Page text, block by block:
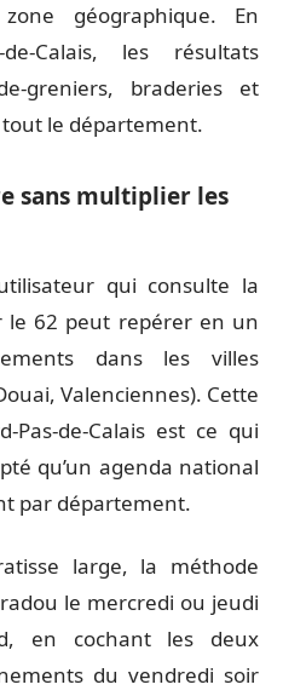
géographique. En
Calais, les résultats
greniers, braderies et
tout le département.
sans multiplier les
qui consulte la
le 62 peut repérer en un
dans les villes
Valenciennes). Cette
Pas-de-Calais est ce qui
qu’un agenda national
par département.
large, la méthode
le mercredi ou jeudi
en cochant les deux
du vendredi soir